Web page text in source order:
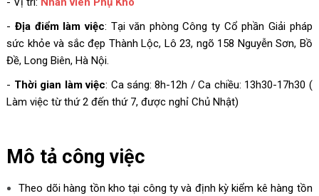
-Địa điểm làm việc: Tại văn phòng Công ty Cổ phần Giải pháp
sức khỏe và sắc đẹp Thành Lộc, Lô 23, ngõ 158 Nguyễn Sơn, Bồ
Đề, Long Biên, Hà Nội.
- Thời gian làm việc: Ca sáng: 8h-12h / Ca chiều: 13h30-17h30 (
Làm việc từ thứ 2 đến thứ 7, được nghỉ Chủ Nhật)
Mô tả công việc
Theo dõi hàng tồn kho tại công ty và định kỳ kiểm kê hàng tồn